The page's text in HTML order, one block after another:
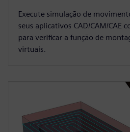
Execute simulação de
seus aplicativos CAD/CAM/CAE
para verificar a função de
virtuais.